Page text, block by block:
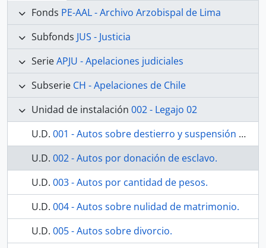
Fonds PE-AAL - Archivo Arzobispal de Lima
Subfonds JUS - Justicia
SerieAPJU - Apelaciones judiciales
Subserie CH - Apelaciones de Chile
Unidad de instalación 002 - Legajo 02
U.D. 001 - Autos sobre destierro y suspensión de órdenes.
U.D. 002 - Autos por donación de esclavo.
U.D. 003 - Autos por cantidad de pesos.
U.D. 004 - Autos sobre nulidad de matrimonio.
U.D. 005 - Autos sobre divorcio.